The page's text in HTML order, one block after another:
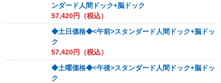
ンダード人間ドック+脳ドック
57,420円（税込）
◆土日価格◆<午前>スタンダード人間ドック+脳ドッ
ク
57,420円（税込）
◆土曜価格◆<午後>スタンダード人間ドック+脳ドッ
ク